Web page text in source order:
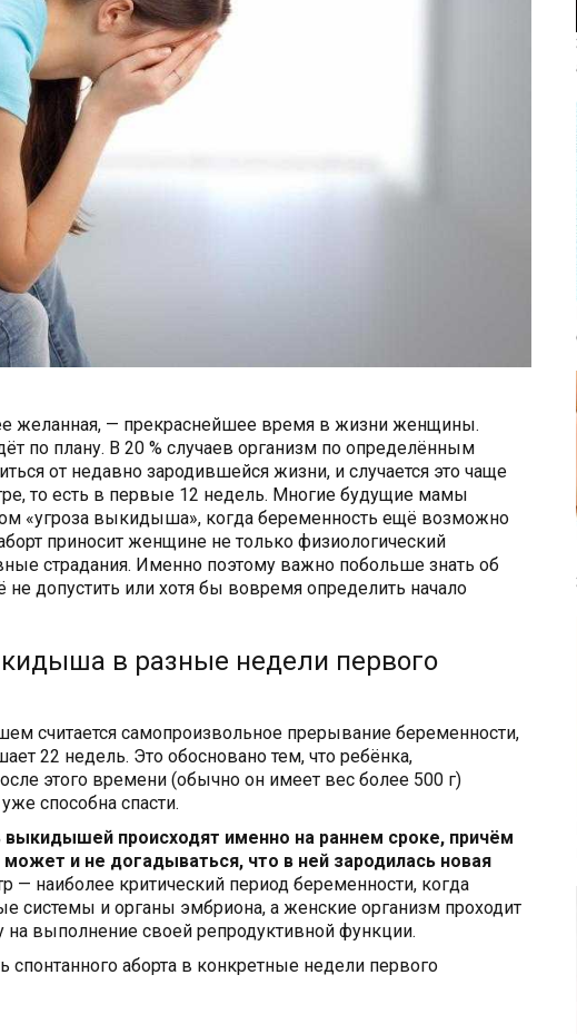
желанная, — прекраснейшее время в жизни женщины.
по плану. В 20 % случаев организм по определённым
от недавно зародившейся жизни, и случается это чаще
то есть в первые 12 недель. Многие будущие мамы
«угроза выкидыша», когда беременность ещё возможно
приносит женщине не только физиологический
страдания. Именно поэтому важно побольше знать об
не допустить или хотя бы вовремя определить начало
в разные недели первого
считается самопроизвольное прерывание беременности,
22 недель. Это обосновано тем, что ребёнка,
этого времени (обычно он имеет вес более 500 г)
способна спасти.
происходят именно на раннем сроке, причём
и не догадываться, что в ней зародилась новая
— наиболее критический период беременности, когда
системы и органы эмбриона, а женские организм проходит
выполнение своей репродуктивной функции.
спонтанного аборта в конкретные недели первого